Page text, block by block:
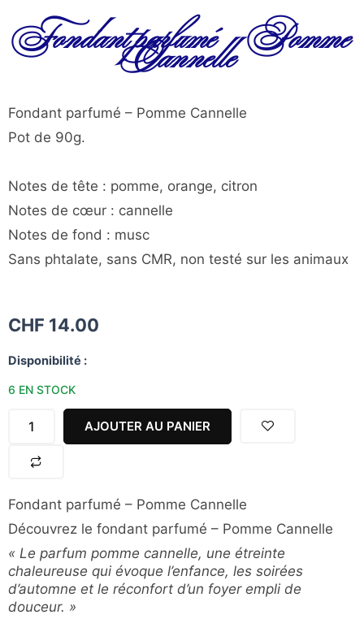
Fondant parfumé – Pomme
Cannelle
Fondant parfumé – Pomme Cannelle
Pot de 90g.
Notes de tête : pomme, orange, citron
Notes de cœur : cannelle
Notes de fond : musc
Sans phtalate, sans CMR, non testé sur les animaux
CHF 14.00
Disponibilité :
6 EN STOCK
quantité
Fondant
parfumé
Pomme
AJOUTER AU PANIER
Fondant parfumé – Pomme Cannelle
Découvrez le fondant parfumé – Pomme Cannelle
« Le parfum pomme cannelle, une étreinte
chaleureuse qui évoque l’enfance, les soirées
d’automne et le réconfort d’un foyer empli de
douceur. »